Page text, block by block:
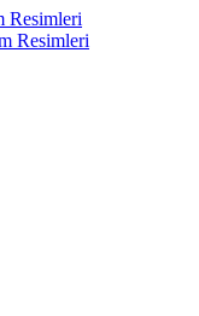
Resimleri
Resimleri